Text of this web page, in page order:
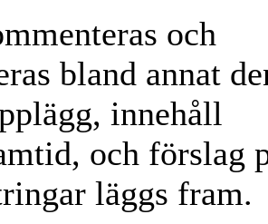
och
bland annat
innehåll
och förslag
läggs fram.